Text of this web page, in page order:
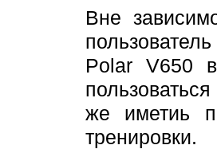
Вне
Polar V650
же иметиь
тренировки.